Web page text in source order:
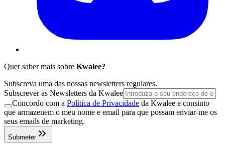
Quer saber mais sobre Kwalee?
Subscreva uma das nossas newsletters regulares.
Subscrever as Newsletters da Kwalee
Concordo com a Política de Privacidade da Kwalee e consinto
que armazenem o meu nome e email para que possam enviar-me os
seus emails de marketing.
Submeter